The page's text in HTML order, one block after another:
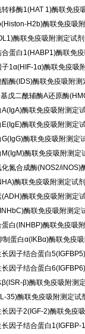
移酶1(HAT 1)酶联免疫
H2b)酶联免疫吸
酶联免疫吸附测定试
蛋白1(HABP1)酶联免
1α(HIF-1α)酶联免疫吸
酶(IDS)酶联免疫吸附测
戊二酰辅酶A还原酶
酶联免疫吸附测定
酶联免疫吸附测定
酶联免疫吸附测定
酶联免疫吸附测定
氮合成酶(NOS2/iNOS)
酶联免疫吸附测定试
酶联免疫吸附测定
酶联免疫吸附测定
白(INHBP)酶联免疫吸
制蛋白α(IKBα)酶联免疫
因子结合蛋白
因子结合蛋白
β)酶联免疫吸附测
35)酶联免疫吸附测定试
因子2(IGF-2)酶联免疫
因子结合蛋白1(IGFBP-